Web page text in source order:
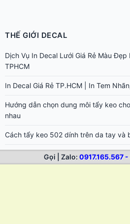
Gọi | Zalo:0917.165.567
THẾ GIỚI DECAL
Dịch Vụ In Decal Lưới Giá Rẻ Màu
TPHCM
In Decal Giá Rẻ TP.HCM | In Tem
Hướng dẫn chọn dung môi tẩy keo
nhau
Cách tẩy keo 502 dính trên da tay và
Cách tẩy keo sticker trên laptop, điện